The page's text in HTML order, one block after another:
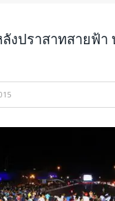
งปราสาทสายฟ้า